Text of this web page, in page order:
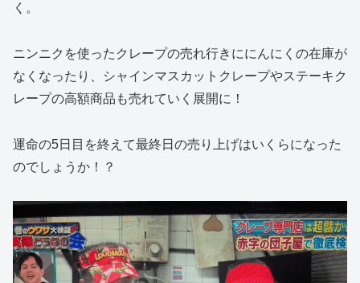
く。
ニンニクを使ったクレープの売れ行きににんにくの在庫が
なくなったり、シャインマスカットクレープやステーキク
レープの高額商品も売れていく展開に！
運命の5日目を終えて最終日の売り上げはいくらになった
のでしょうか！？